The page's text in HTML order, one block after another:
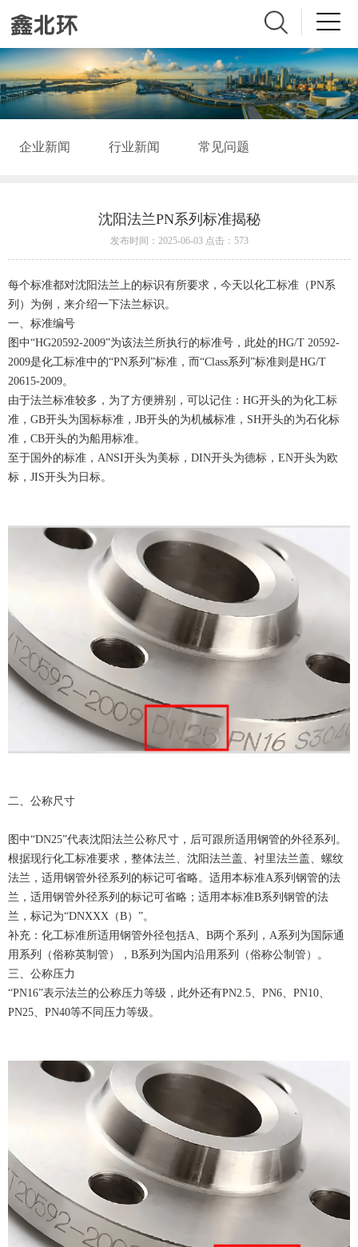
企业新闻 行业新闻 常见问题
沈阳法兰PN系列标准揭秘
发布时间：2025-06-03 点击：573
每个标准都对沈阳法兰上的标识有所要求，今天以化工标准（PN系
列）为例，来介绍一下法兰标识。
一、标准编号
图中“HG20592-2009”为该法兰所执行的标准号，此处的HG/T 20592-
2009是化工标准中的“PN系列”标准，而“Class系列”标准则是HG/T
20615-2009。
由于法兰标准较多，为了方便辨别，可以记住：HG开头的为化工标
准，GB开头为国标标准，JB开头的为机械标准，SH开头的为石化标
准，CB开头的为船用标准。
至于国外的标准，ANSI开头为美标，DIN开头为德标，EN开头为欧
标，JIS开头为日标。
二、公称尺寸
图中“DN25”代表沈阳法兰公称尺寸，后可跟所适用钢管的外径系列。
根据现行化工标准要求，整体法兰、沈阳法兰盖、衬里法兰盖、螺纹
法兰，适用钢管外径系列的标记可省略。适用本标准A系列钢管的法
兰，适用钢管外径系列的标记可省略；适用本标准B系列钢管的法
兰，标记为“DNXXX（B）”。
补充：化工标准所适用钢管外径包括A、B两个系列，A系列为国际通
用系列（俗称英制管），B系列为国内沿用系列（俗称公制管）。
三、公称压力
“PN16”表示法兰的公称压力等级，此外还有PN2.5、PN6、PN10、
PN25、PN40等不同压力等级。